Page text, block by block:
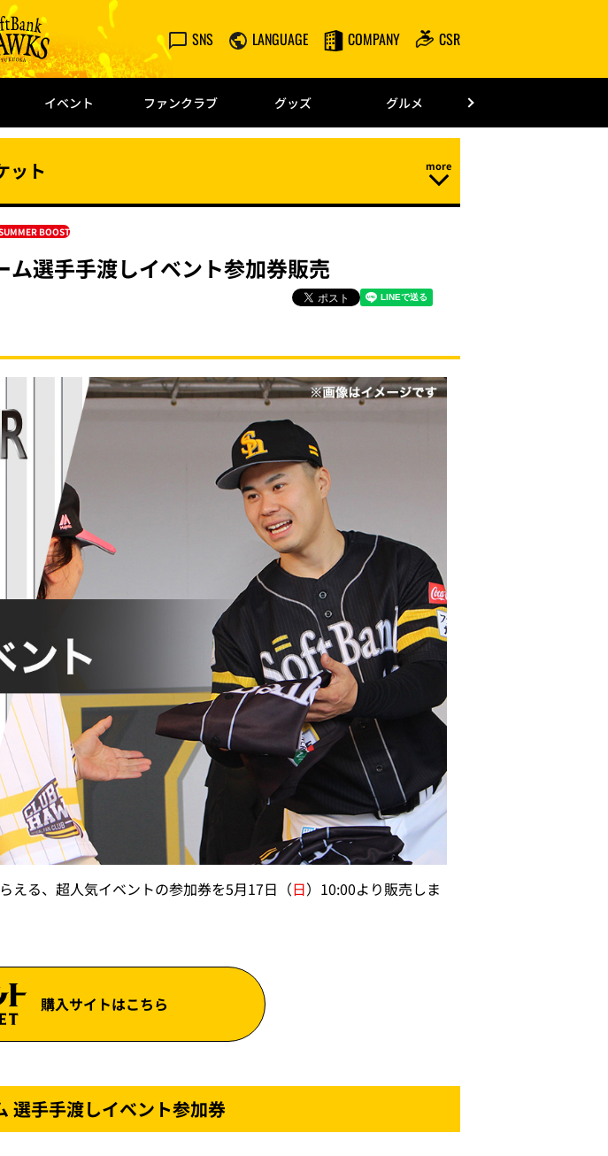
SNS LANGUAGE COMPANY CSR
イベント ファンクラブ グッズ グルメ
ット
BOOST
ム選手手渡しイベント参加券販売
える、超人気イベントの参加券を5月17日（日）10:00より販売しま
購入サイトはこちら
選手手渡しイベント参加券